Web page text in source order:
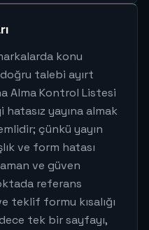
konu
talebi ayırt
Alma Kontrol Listesi
yayına almak
çünkü yayın
ve form hatası
ve güven
referans
teklif formu kısalığı
tek bir sayfayı,